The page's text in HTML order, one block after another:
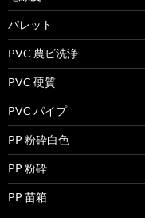
パレット
PVC 農ビ洗浄
PVC 硬質
PVC パイプ
PP 粉砕白色
PP 粉砕
PP 苗箱